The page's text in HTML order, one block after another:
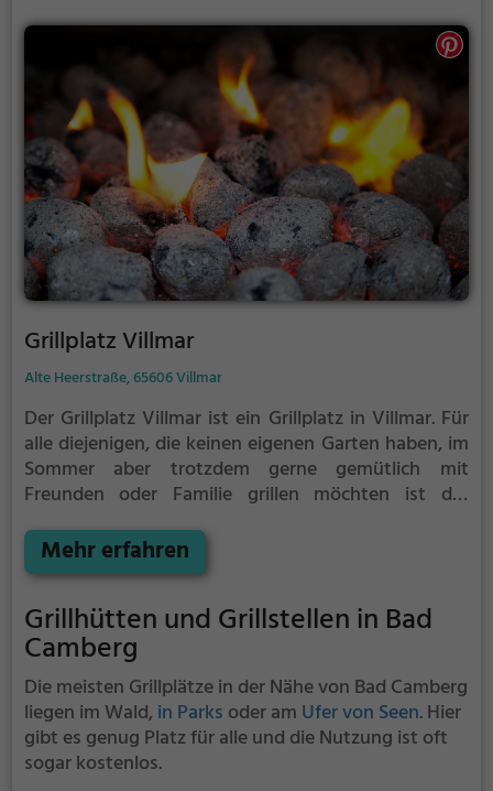
den meisten Fällen unter euch und könnt
niemanden stören.
Grillplatz Villmar
Alte Heerstraße, 65606 Villmar
Der Grillplatz Villmar ist ein Grillplatz in Villmar. Für
alle diejenigen, die keinen eigenen Garten haben, im
Sommer aber trotzdem gerne gemütlich mit
Freunden oder Familie grillen möchten ist der
Grillplatzes: keine Nachbarn. Hier kann eine Feier
ruhig auch mal bis spät in die Nacht gehen und
den meisten Fällen unter euch und könnt
niemanden stören.
Mehr erfahren
Grillhütten und Grillstellen in Bad
Camberg
Die meisten Grillplätze in der Nähe von Bad Camberg
liegen im Wald,in Parks oder am Ufer von Seen. Hier
gibt es genug Platz für alle und die Nutzung ist oft
sogar kostenlos.